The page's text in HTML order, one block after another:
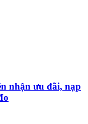
nhận ưu đãi, nạp